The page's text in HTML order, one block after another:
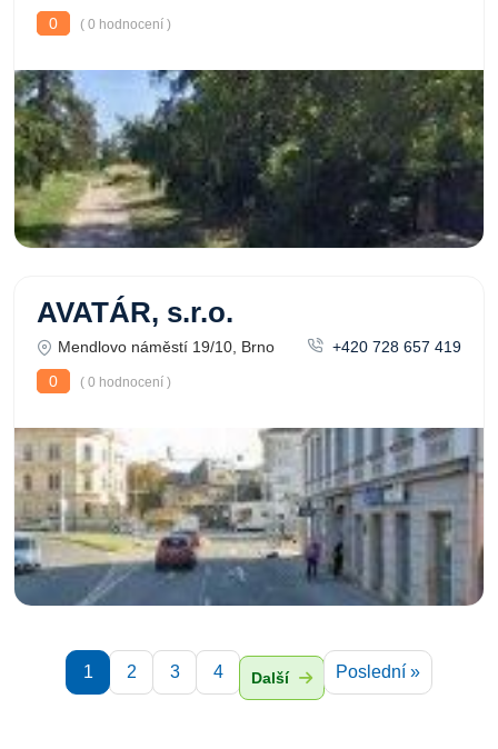
0
( 0 hodnocení )
AVATÁR, s.r.o.
Mendlovo náměstí 19/10, Brno
+420 728 657 419
0
( 0 hodnocení )
1 2 3 4 Další Poslední »